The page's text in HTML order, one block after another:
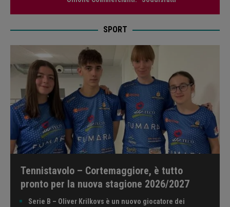
SPORT
Tennistavolo – Cortemaggiore, è tutto
pronto per la nuova stagione 2026/2027
Serie B – Oliver Krilkovs è un nuovo giocatore dei